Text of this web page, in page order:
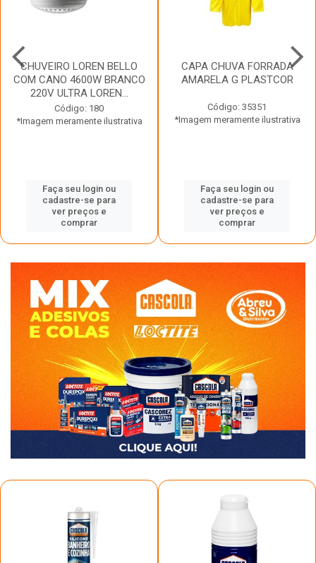
CHUVEIRO LOREN BELLO
COM CANO 4600W BRANCO
220V ULTRA LOREN...
Código: 180
*Imagem meramente ilustrativa
Faça seu login ou
cadastre-se para
ver preços e
comprar
CAPA CHUVA FORRADA
AMARELA G PLASTCOR
Código: 35351
*Imagem meramente ilustrativa
Faça seu login ou
cadastre-se para
ver preços e
comprar